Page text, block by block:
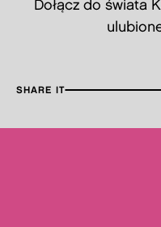
Dołącz do świata
SHARE IT